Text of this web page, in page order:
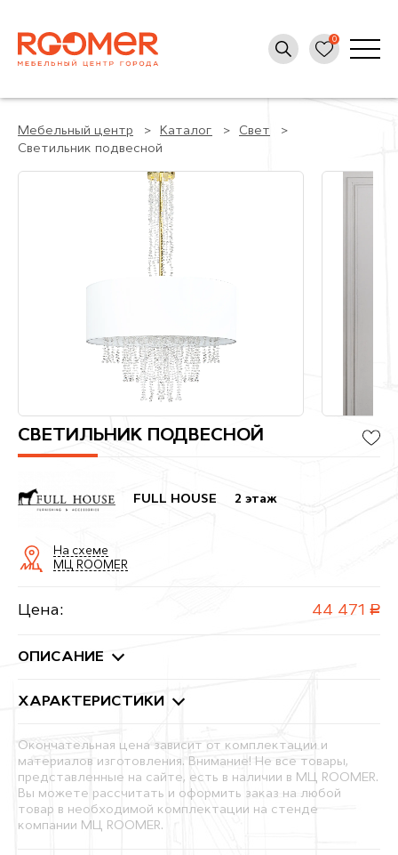
Мебельный центр Каталог
Свет
Светильник подвесной
СВЕТИЛЬНИК ПОДВЕСНОЙ
FULL HOUSE 2 этаж
На схеме
МЦ ROOMER
Цена: 44 471 руб.
ОПИСАНИЕ
ХАРАКТЕРИСТИКИ
Окончательная цена зависит от комплектации и
материалов изготовления. Внимание! Не все товары,
представленные на сайте, есть в наличии в МЦ ROOMER.
Вы можете рассчитать и оформить заказ на любой
товар в необходимой комплектации на стенде
компании МЦ ROOMER.